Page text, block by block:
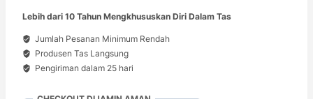
Lebih dari 10 Tahun Mengkhususkan Diri Dalam Tas
Jumlah Pesanan Minimum Rendah
Produsen Tas Langsung
Pengiriman dalam 25 hari